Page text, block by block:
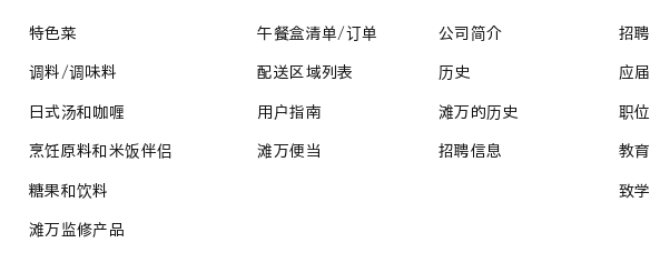
特色菜
调料/调味料
日式汤和咖喱
烹饪原料和米饭伴侣
糖果和饮料
滩万监修产品
午餐盒清单/订单
配送区域列表
用户指南
滩万便当
公司简介
历史
滩万的历史
招聘信息
招
应
职
教育
致